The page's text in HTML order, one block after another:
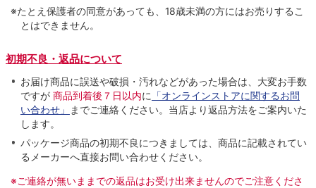
※たとえ保護者の同意があっても、18歳未満の方にはお売りするこ
とはできません。
初期不良・返品について
お届け商品に誤送や破損・汚れなどがあった場合は、大変お手数
ですが 商品到着後７日以内に 「オンラインストアに関するお問
い合わせ」
までご連絡ください。当店より返品方法をご案内いた
します。
パッケージ商品の初期不良につきましては、商品に記載されてい
るメーカーへ直接お問い合わせください。
※ご連絡が無いままでの返品はお受け出来ませんのでご注意くださ